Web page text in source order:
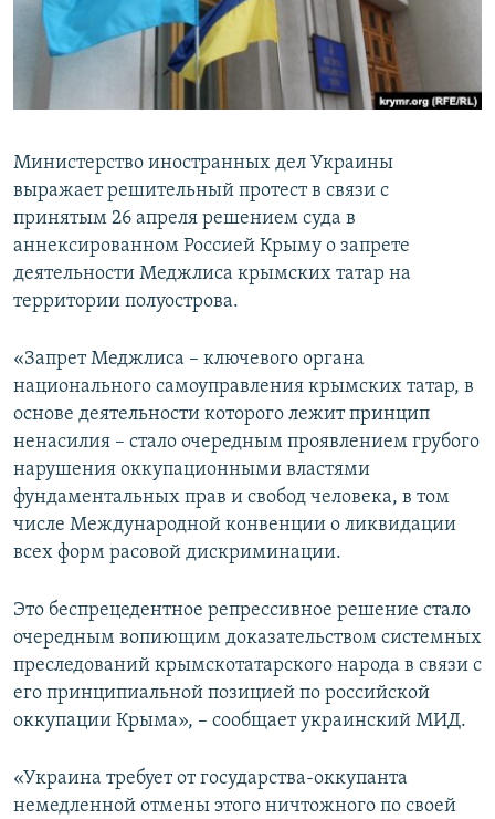
ПОБЕДИТЕЛЕЙ НЕ СУДЯТ?
КРЫМ.НЕПОКОРЕННЫЙ
ELIFBE
ПРИСОЕДИНЯЙТЕСЬ!
Все сайты RFE/RL
Министерство иностранных дел Украины
выражает решительный протест в связи с
принятым 26 апреля решением суда в
аннексированном Россией Крыму о запрете
деятельности Меджлиса крымских татар на
территории полуострова.
«Запрет Меджлиса – ключевого органа
национального самоуправления крымских татар, в
основе деятельности которого лежит принцип
ненасилия – стало очередным проявлением грубого
нарушения оккупационными властями
фундаментальных прав и свобод человека, в том
числе Международной конвенции о ликвидации
всех форм расовой дискриминации.
Это беспрецедентное репрессивное решение стало
очередным вопиющим доказательством системных
преследований крымскотатарского народа в связи с
его принципиальной позицией по российской
оккупации Крыма», – сообщает украинский МИД.
«Украина требует от государства-оккупанта
немедленной отмены этого ничтожного по своей